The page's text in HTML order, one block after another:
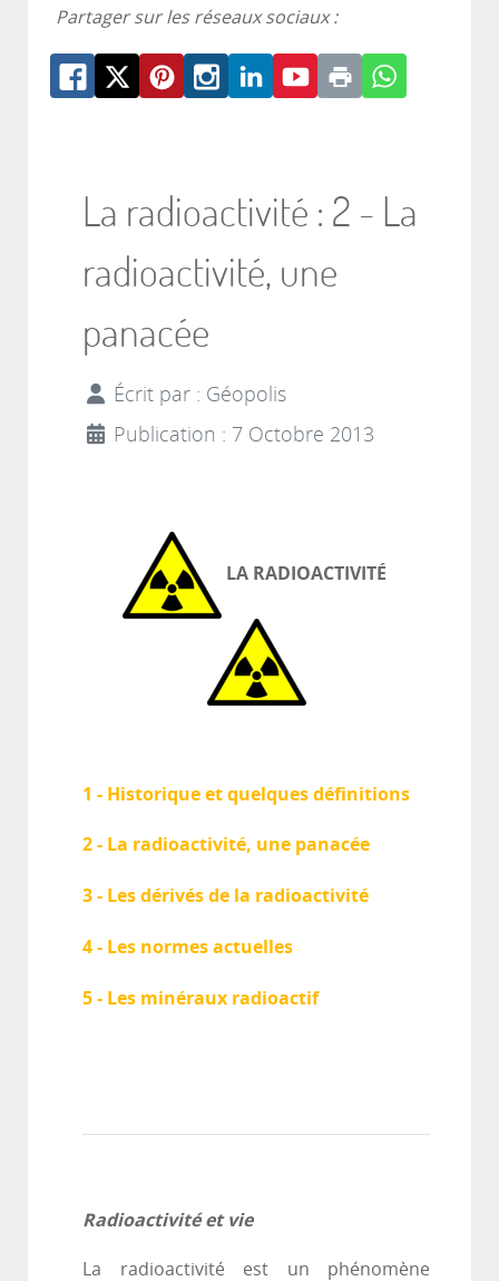
Partager sur les réseaux sociaux :
La radioactivité : 2 - La
radioactivité, une
panacée
Écrit par : Géopolis
Publication : 7 Octobre 2013
LA RADIOACTIVITÉ
1 - Historique et quelques définitions
2 - La radioactivité, une panacée
3 - Les dérivés de la radioactivité
4 - Les normes actuelles
5 - Les minéraux radioactif
Radioactivité et vie
La radioactivité est un phénomène